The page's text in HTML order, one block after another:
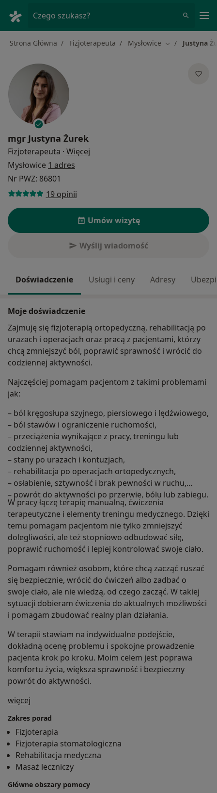
Czego szukasz?
Strona Główna Fizjoterapeuta Mysłowice Zmień miasto
Justyna
mgr Justyna Żurek
Fizjoterapeuta · Więcej
Mysłowice 1 adres
Nr PWZ: 86801
19 opinii
Umów wizytę
Wyślij wiadomość
Doświadczenie Usługi i ceny Adresy
Moje doświadczenie
Zajmuję się fizjoterapią ortopedyczną, rehabilitacją po
urazach i operacjach oraz pracą z pacjentami, którzy
chcą zmniejszyć ból, poprawić sprawność i wrócić do
codziennej aktywności.
Najczęściej pomagam pacjentom z takimi problemami
jak:
– ból kręgosłupa szyjnego, piersiowego i lędźwiowego,
– ból stawów i ograniczenie ruchomości,
– przeciążenia wynikające z pracy, treningu lub
codziennej aktywności,
– stany po urazach i kontuzjach,
– rehabilitacja po operacjach ortopedycznych,
– osłabienie, sztywność i brak pewności w ruchu,
– powrót do aktywności po przerwie, bólu lub zabiegu.
W pracy łączę terapię manualną, ćwiczenia
terapeutyczne i elementy treningu medycznego. Dzięki
temu pomagam pacjentom nie tylko zmniejszyć
dolegliwości, ale też stopniowo odbudować siłę,
poprawić ruchomość i lepiej kontrolować swoje ciało.
Pomagam również osobom, które chcą zacząć ruszać
się bezpiecznie, wrócić do ćwiczeń albo zadbać o
swoje ciało, ale nie wiedzą, od czego zacząć. W takiej
sytuacji dobieram ćwiczenia do aktualnych możliwości
i pomagam zbudować realny plan działania.
W terapii stawiam na indywidualne podejście,
dokładną ocenę problemu i spokojne prowadzenie
pacjenta krok po kroku. Moim celem jest poprawa
komfortu życia, większa sprawność i bezpieczny
powrót do aktywności.
więcej
Zakres porad
Fizjoterapia
Fizjoterapia stomatologiczna
Rehabilitacja medyczna
Masaż leczniczy
Główne obszary pomocy